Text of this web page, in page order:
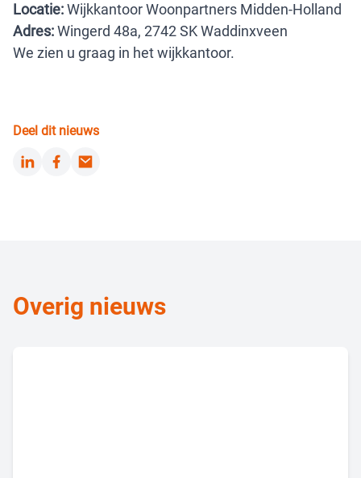
Locatie:Wijkkantoor Woonpartners Midden-Holland
Adres:Wingerd 48a, 2742 SK Waddinxveen
We zien u graag in het wijkkantoor.
Deel dit nieuws
LinkedInFacebook
Email
Overig nieuws